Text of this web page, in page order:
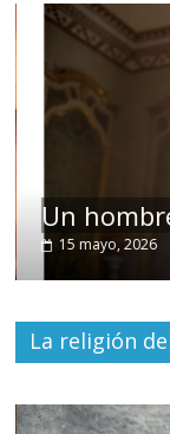
Un
15 mayo, 2026
La religión